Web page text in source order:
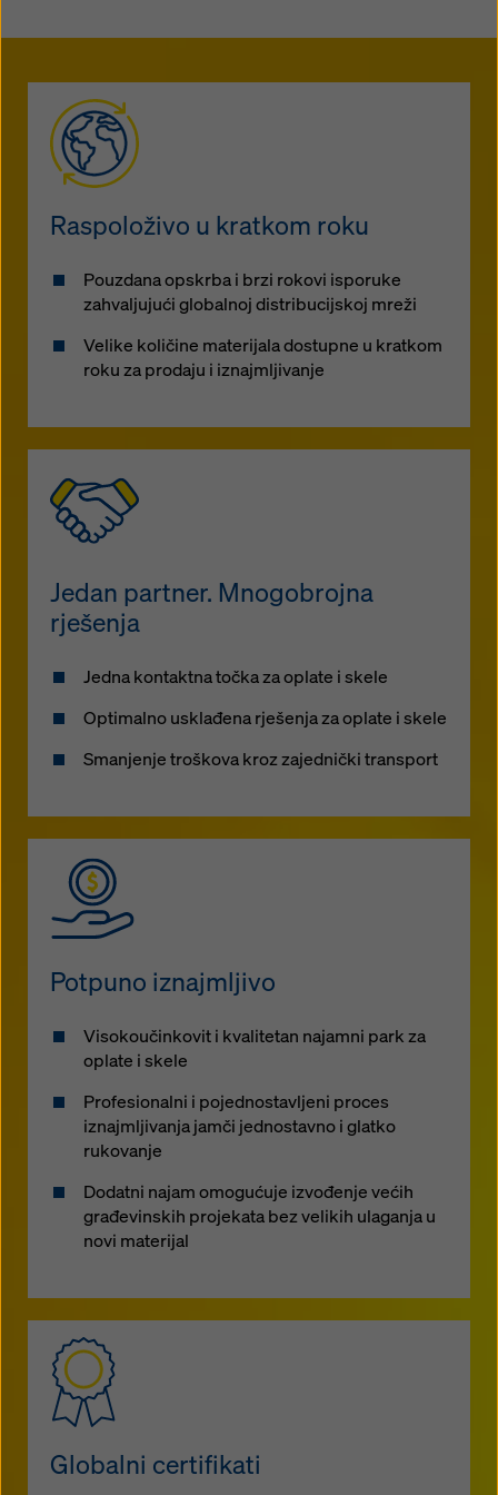
Raspoloživo u kratkom roku
Pouzdana opskrba i brzi rokovi isporuke
zahvaljujući globalnoj distribucijskoj mreži
Velike količine materijala dostupne u kratkom
roku za prodaju i iznajmljivanje
Jedan partner. Mnogobrojna
rješenja
Jedna kontaktna točka za oplate i skele
Optimalno usklađena rješenja za oplate i skele
Smanjenje troškova kroz zajednički transport
Potpuno iznajmljivo
Visokoučinkovit i kvalitetan najamni park za
oplate i skele
Profesionalni i pojednostavljeni proces
iznajmljivanja jamči jednostavno i glatko
rukovanje
Dodatni najam omogućuje izvođenje većih
građevinskih projekata bez velikih ulaganja u
novi materijal
Globalni certifikati
razloga klikom napostavke kolačićana dnu ove web
Više informacija o našim kolačićima možete pronaći
našoj politici privatnosti
mogućnost odabira vaših kolačića (napredne
postavke kolačića).